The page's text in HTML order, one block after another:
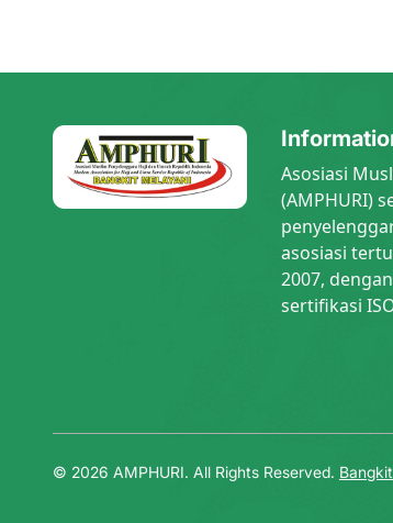
Asosiasi
(AMPHURI)
asosiasi
2007,
sertifikasi
© 2026 AMPHURI. All Rights Reserved.